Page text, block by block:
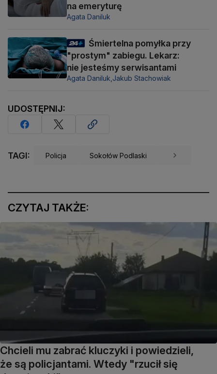
na emeryturę
Agata Daniluk
Śmiertelna pomyłka przy
"prostym" zabiegu. Lekarz:
nie jesteśmy serwisantami
Agata Daniluk, Jakub Stachowiak
UDOSTĘPNIJ:
TAGI: Policja Sokołów Podlaski
CZYTAJ TAKŻE:
Chcieli mu zabrać kluczyki i powiedzieli,
że są policjantami. Wtedy "rzucił się